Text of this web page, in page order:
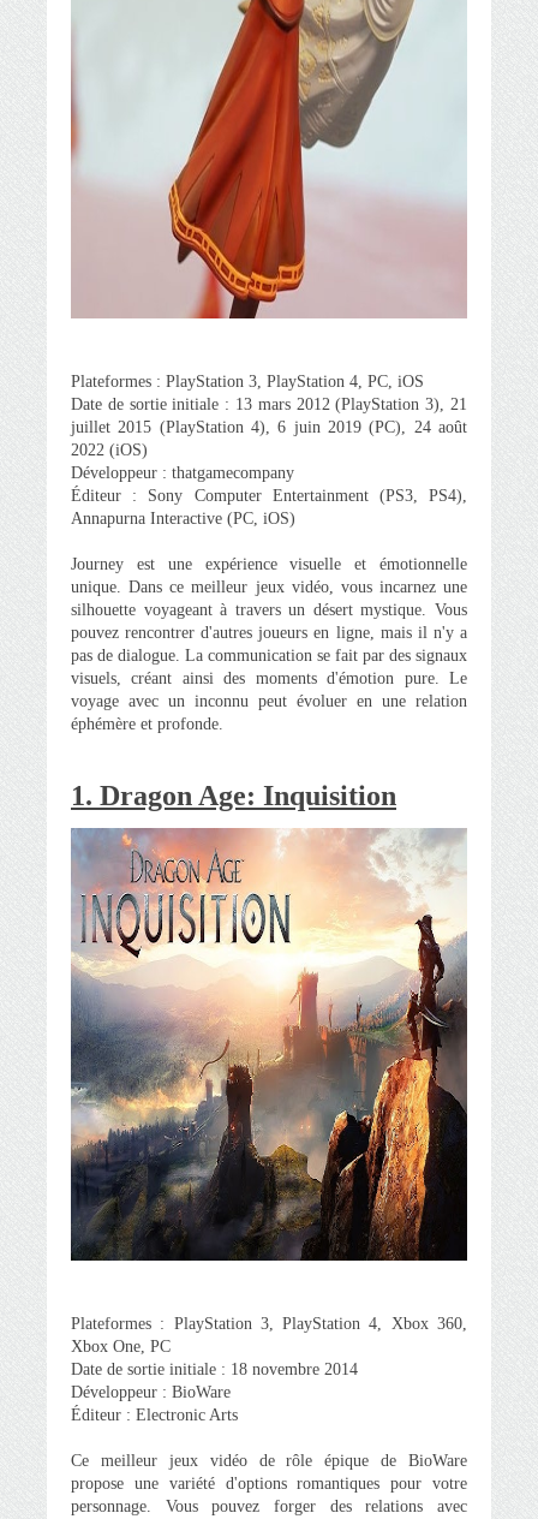
Plateformes : PlayStation 3, PlayStation 4, PC, iOS
Date de sortie initiale : 13 mars 2012 (PlayStation 3), 21
juillet 2015 (PlayStation 4), 6 juin 2019 (PC), 24 août
2022 (iOS)
Développeur : thatgamecompany
Éditeur : Sony Computer Entertainment (PS3, PS4),
Annapurna Interactive (PC, iOS)
Journey est une expérience visuelle et émotionnelle
unique. Dans ce meilleur jeux vidéo, vous incarnez une
silhouette voyageant à travers un désert mystique. Vous
pouvez rencontrer d'autres joueurs en ligne, mais il n'y a
pas de dialogue. La communication se fait par des signaux
visuels, créant ainsi des moments d'émotion pure. Le
voyage avec un inconnu peut évoluer en une relation
éphémère et profonde.
1. Dragon Age: Inquisition
Plateformes : PlayStation 3, PlayStation 4, Xbox 360,
Xbox One, PC
Date de sortie initiale : 18 novembre 2014
Développeur : BioWare
Éditeur : Electronic Arts
Ce meilleur jeux vidéo de rôle épique de BioWare
propose une variété d'options romantiques pour votre
personnage. Vous pouvez forger des relations avec